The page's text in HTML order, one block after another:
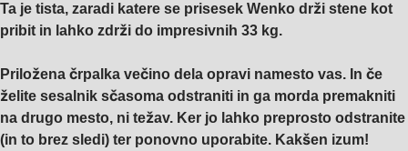
Ta je tista, zaradi katere se prisesek Wenko drži stene kot
pribit in lahko zdrži do impresivnih 33 kg.
Priložena črpalka večino dela opravi namesto vas. In če
želite sesalnik sčasoma odstraniti in ga morda premakniti
na drugo mesto, ni težav. Ker jo lahko preprosto odstranite
(in to brez sledi) ter ponovno uporabite. Kakšen izum!